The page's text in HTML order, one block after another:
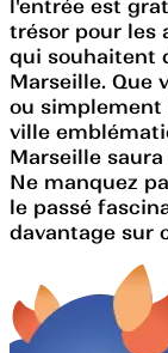
l'entrée est
trésor pour les
qui souhaitent
Marseille. Que
ou
ville
Marseille
Ne manquez
le passé
davantage sur